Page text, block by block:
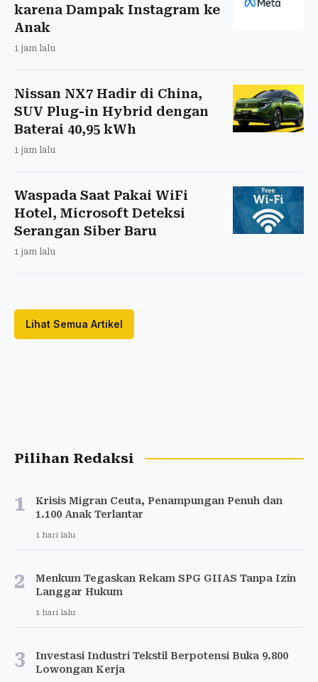
karena Dampak Instagram ke
Anak
1 jam lalu
Nissan NX7 Hadir di China,
SUV Plug-in Hybrid dengan
Baterai 40,95 kWh
1 jam lalu
Waspada Saat Pakai WiFi
Hotel, Microsoft Deteksi
Serangan Siber Baru
1 jam lalu
Lihat Semua Artikel
Pilihan Redaksi
1
Krisis Migran Ceuta, Penampungan Penuh dan
1.100 Anak Terlantar
1 hari lalu
2
Menkum Tegaskan Rekam SPG GIIAS Tanpa Izin
Langgar Hukum
1 hari lalu
3
Investasi Industri Tekstil Berpotensi Buka 9.800
Lowongan Kerja